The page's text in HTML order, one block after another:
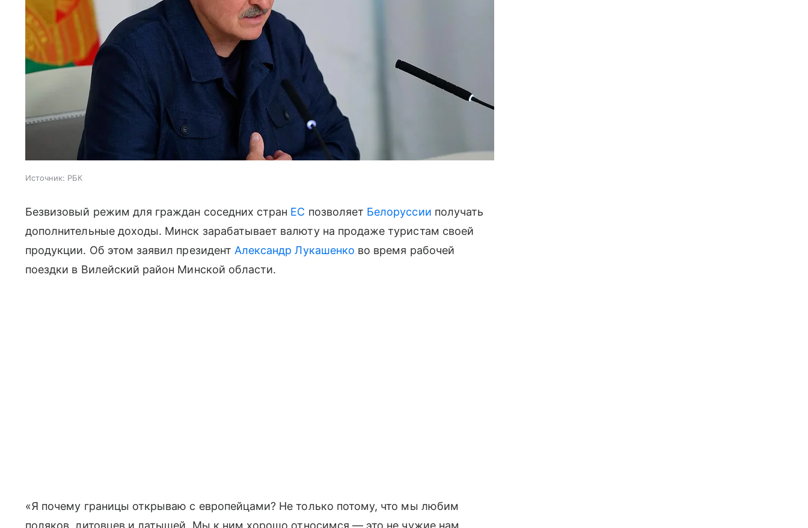
Источник: РБК
Безвизовый режим для граждан соседних стран ЕС позволяет Белоруссии получать
дополнительные доходы. Минск зарабатывает валюту на продаже туристам своей
продукции. Об этом заявил президент Александр Лукашенко во время рабочей
поездки в Вилейский район Минской области.
«Я почему границы открываю с европейцами? Не только потому, что мы любим
поляков, литовцев и латышей. Мы к ним хорошо относимся — это не чужие нам